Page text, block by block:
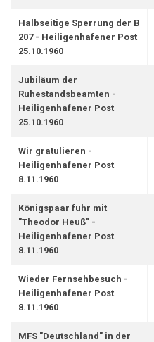
Halbseitige Sperrung der B
207 - Heiligenhafener Post
25.10.1960
Jubiläum der
Ruhestandsbeamten -
Heiligenhafener Post
25.10.1960
Wir gratulieren -
Heiligenhafener Post
8.11.1960
Königspaar fuhr mit
"Theodor Heuß" -
Heiligenhafener Post
8.11.1960
Wieder Fernsehbesuch -
Heiligenhafener Post
8.11.1960
MFS "Deutschland" in der